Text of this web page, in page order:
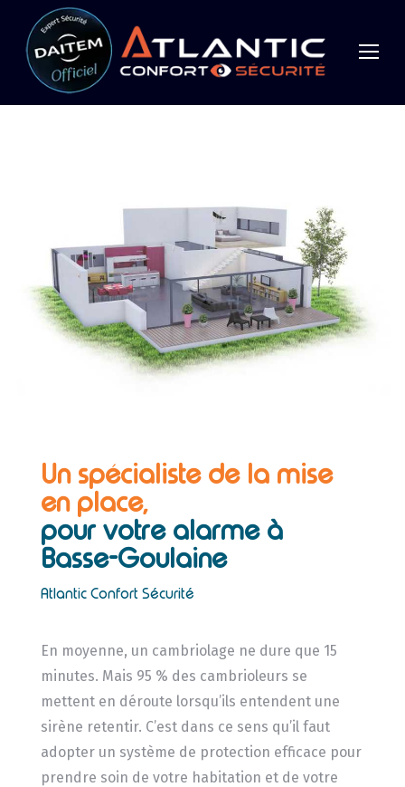
Un spécialiste de la mise
en place,
pour votre alarme à
Basse-Goulaine
Atlantic Confort Sécurité
En moyenne, un cambriolage ne dure que 15
minutes. Mais 95 % des cambrioleurs se
mettent en déroute lorsqu’ils entendent une
sirène retentir. C’est dans ce sens qu’il faut
adopter un système de protection efficace pour
prendre soin de votre habitation et de votre